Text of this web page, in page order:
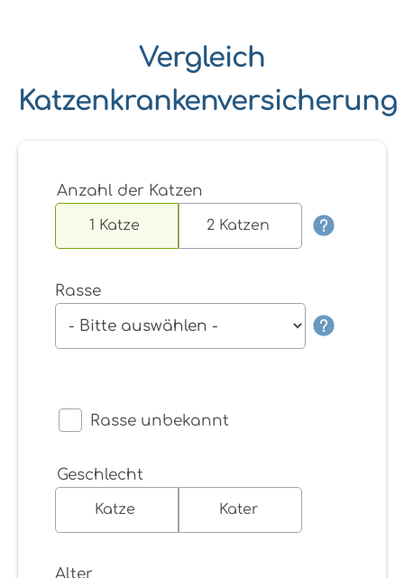
Vergleich
Katzenkrankenversicherung
Anzahl der Katzen
1 Katze 2 Katzen
Rasse
Rasse unbekannt
Geschlecht
Katze Kater
Alter